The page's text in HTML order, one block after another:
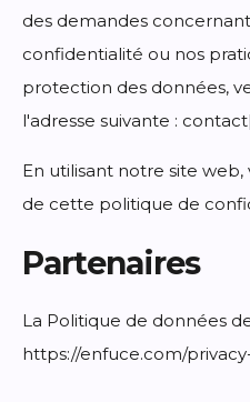
des demandes
confidentialité ou nos
protection des données,
l'adresse suivante :
En utilisant notre site
de cette politique de
Partenaires
La Politique de données
https://enfuce.com/